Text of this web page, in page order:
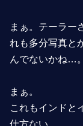
まぁ。テーラー
れも多分写真と
んでないかね…。
まぁ。
これもインドと
仕方ない。